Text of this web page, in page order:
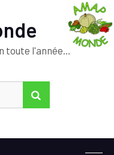
toute l'année…